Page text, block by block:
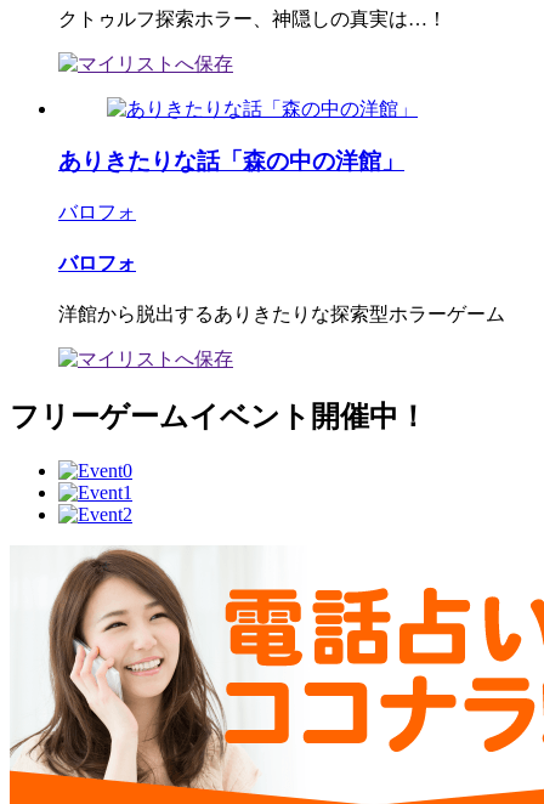
クトゥルフ探索ホラー、神隠しの真実は…！
ありきたりな話「森の中の洋館」
バロフォ
バロフォ
洋館から脱出するありきたりな探索型ホラーゲーム
フリーゲームイベント開催中！